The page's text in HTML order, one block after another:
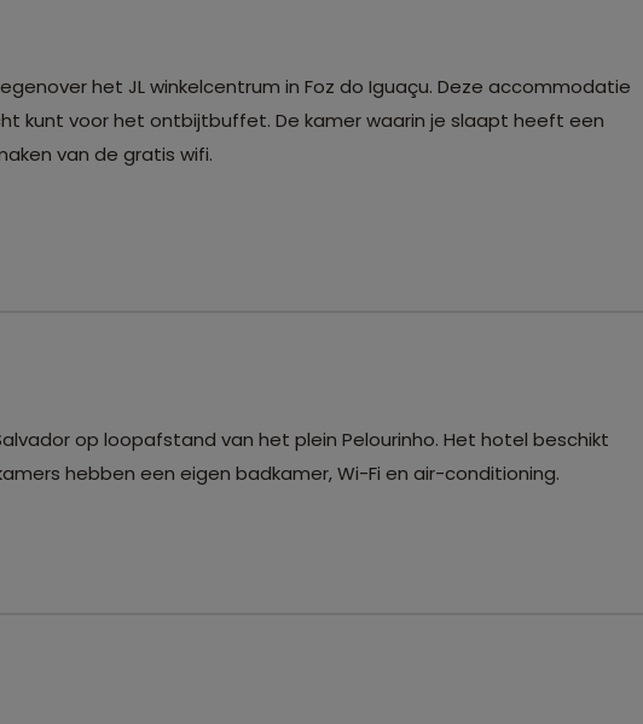
het JL winkelcentrum in Foz do Iguaçu. Deze accommodatie
kunt voor het ontbijtbuffet. De kamer waarin je slaapt heeft een
van de gratis wifi.
op loopafstand van het plein Pelourinho. Het hotel beschikt
hebben een eigen badkamer, Wi-Fi en air-conditioning.